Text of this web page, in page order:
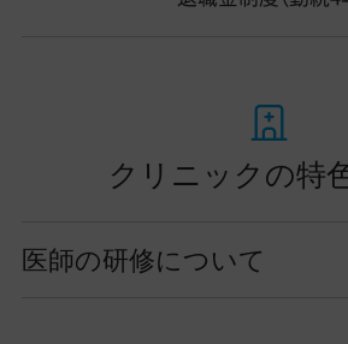
クリニックの特
医師の研修について